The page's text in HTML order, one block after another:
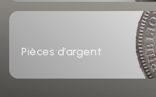
Pièces d’argent